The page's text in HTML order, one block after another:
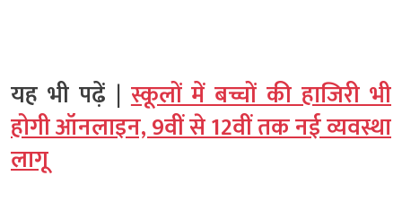
यह भी पढ़ें | स्कूलों में बच्चों की हाजिरी भी
होगी ऑनलाइन, 9वीं से 12वीं तक नई व्यवस्था
लागू